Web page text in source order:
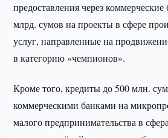
предоставления через
млрд. сумов на проекты в сфере
услуг, направленные на
в категорию «чемпионов».
Кроме того, кредиты до 500 млн.
коммерческими банками на
малого предпринимательства в